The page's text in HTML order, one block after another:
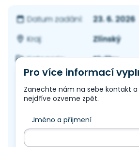
Datum zadání:
23. 6. 2026
Kraj:
Zlínský
Kategorie:
Služby
Pro více informací
Zanechte nám na sebe kontakt
nejdříve ozveme zpět.
Jméno a příjmení